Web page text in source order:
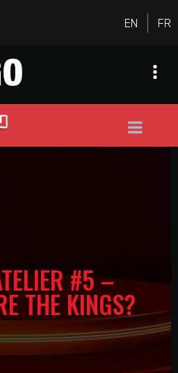
#5 –
THE KINGS?